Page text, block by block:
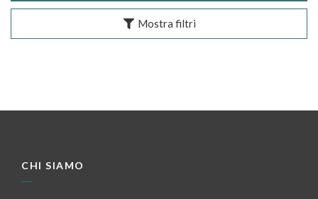
Mostra filtri
CHI SIAMO